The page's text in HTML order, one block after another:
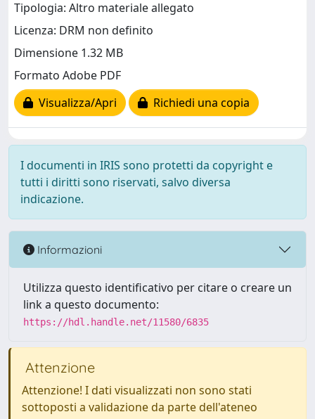
Tipologia: Altro materiale allegato
Licenza: DRM non definito
Dimensione 1.32 MB
Formato Adobe PDF
Visualizza/Apri
Richiedi una copia
I documenti in IRIS sono protetti da copyright e
tutti i diritti sono riservati, salvo diversa
indicazione.
Informazioni
Utilizza questo identificativo per citare o creare un
link a questo documento:
https://hdl.handle.net/11580/6835
Attenzione
Attenzione! I dati visualizzati non sono stati
sottoposti a validazione da parte dell'ateneo